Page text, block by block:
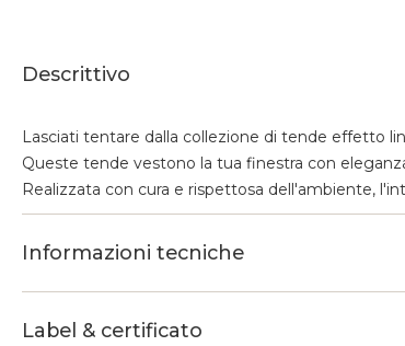
Descrittivo
Lasciati tentare dalla collezione di tende effetto
Queste tende vestono la tua finestra con
Realizzata con cura e rispettosa dell'ambiente,
Informazioni tecniche
Label & certificato